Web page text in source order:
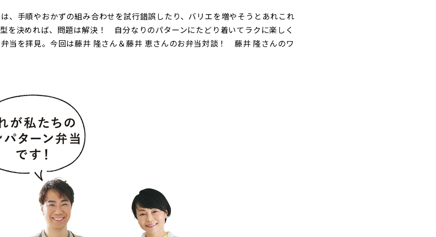
、手順やおかずの組み合わせを試行錯誤したり、バリエを増やそうとあれこれ
を決めれば、問題は解決！ 自分なりのパターンにたどり着いてラクに楽しく
当を拝見。今回は藤井 隆さん＆藤井 恵さんのお弁当対談！ 藤井 隆さんのワ